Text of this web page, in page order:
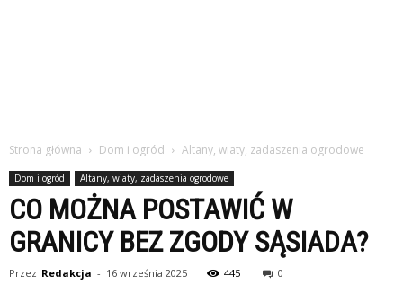
Strona główna Dom i ogród Altany, wiaty, zadaszenia ogrodowe
Dom i ogród Altany, wiaty, zadaszenia ogrodowe
CO MOŻNA POSTAWIĆ W
GRANICY BEZ ZGODY SĄSIADA?
Przez Redakcja - 16 września 2025 445 0